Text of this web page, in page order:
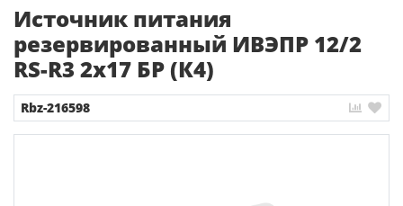
Источник питания
резервированный ИВЭПР 12/2
RS-R3 2х17 БР (К4)
Rbz-216598